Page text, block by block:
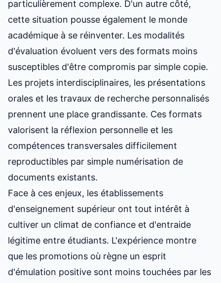
particulièrement complexe. D'un autre côté,
cette situation pousse également le monde
académique à se réinventer. Les modalités
d'évaluation évoluent vers des formats moins
susceptibles d'être compromis par simple copie.
Les projets interdisciplinaires, les présentations
orales et les travaux de recherche personnalisés
prennent une place grandissante. Ces formats
valorisent la réflexion personnelle et les
compétences transversales difficilement
reproductibles par simple numérisation de
documents existants.
Face à ces enjeux, les établissements
d'enseignement supérieur ont tout intérêt à
cultiver un climat de confiance et d'entraide
légitime entre étudiants. L'expérience montre
que les promotions où règne un esprit
d'émulation positive sont moins touchées par les